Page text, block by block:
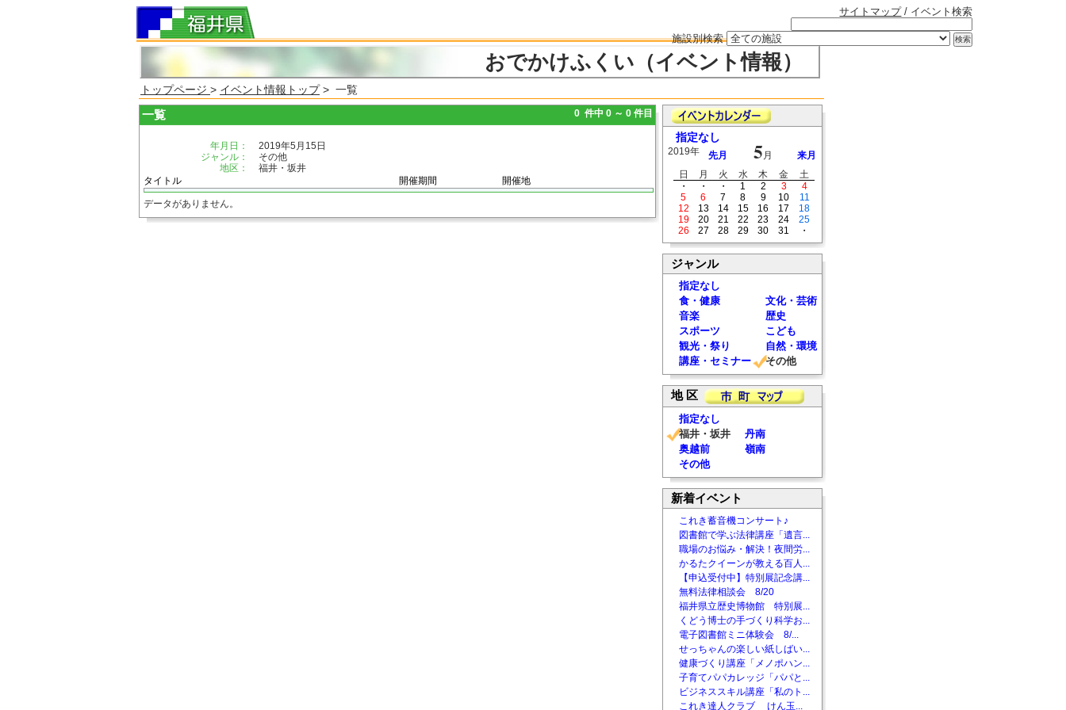
サイトマップ/ イベント検索
施設別検索
おでかけふくい（イベント情報）
トップページ > イベント情報トップ> 一覧
一覧 0 件中 0 ～ 0 件目
年月日：
2019年5月15日
ジャンル：
その他
地区：
福井・坂井
タイトル
開催期間 開催地
データがありません。
指定なし
2019年 先月 5 月
来月
日
月 火 水 木 金
土
・
・ ・ 1 2 3
4
5
6 7 8 9 10
11
12
13 14 15 16 17
18
19
20 21 22 23 24
25
26
27 28 29 30 31 ・
ジャンル
指定なし
食・健康
文化・芸術
音楽
歴史
スポーツ
こども
観光・祭り
自然・環境
講座・セミナー
その他
地 区
指定なし
福井・坂井
丹南
奥越前
嶺南
その他
新着イベント
これき蓄音機コンサート♪
図書館で学ぶ法律講座「遺言...
職場のお悩み・解決！夜間労...
かるたクイーンが教える百人...
【申込受付中】特別展記念講...
無料法律相談会 8/20
福井県立歴史博物館 特別展...
くどう博士の手づくり科学お...
電子図書館ミニ体験会 8/...
せっちゃんの楽しい紙しばい...
健康づくり講座「メノポハン...
子育てパパカレッジ「パパと...
ビジネススキル講座「私のト...
これき達人クラブ けん玉...